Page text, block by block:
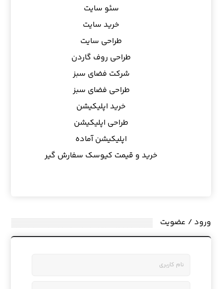
سئو سایت
خرید سایت
طراحی سایت
طراحی روف گاردن
شرکت فضای سبز
طراحی فضای سبز
خرید اپلیکیشن
طراحی اپلیکیشن
اپلیکیشن آماده
خرید و قیمت کیوسک سفارش گیر
ورود / عضویت